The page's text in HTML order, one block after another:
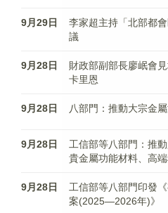
9月29日
李家超主持「北部都
議
9月28日
財政部副部長廖岷會
卡里恩
9月28日 八部門：推動大宗金
9月28日
工信部等八部門：推
貴金屬功能材料、高
9月28日
工信部等八部門印發
案(2025—2026年)》